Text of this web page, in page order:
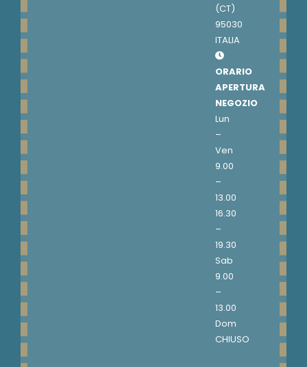
(CT)
95030
ITALIA
ORARIO
APERTURA
NEGOZIO
Lun
–
Ven
9.00
–
13.00
16.30
–
19.30
Sab
9.00
–
13.00
Dom
CHIUSO